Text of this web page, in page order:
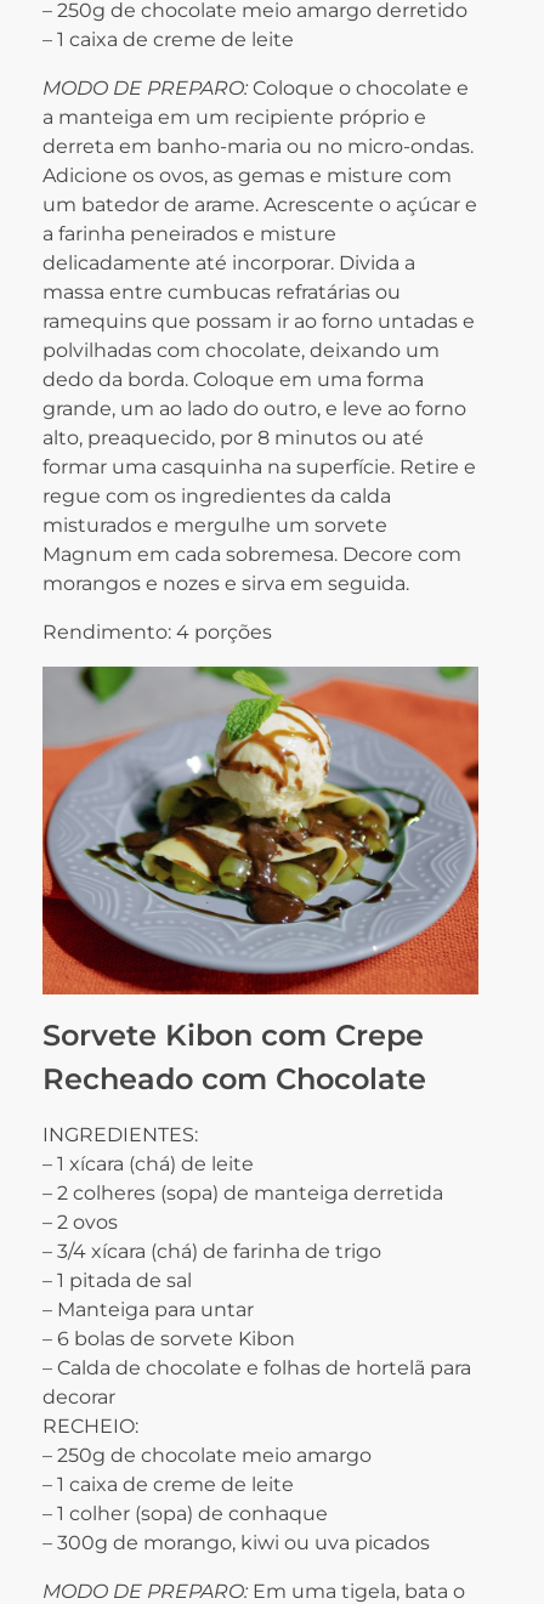
– 250g de chocolate meio amargo derretido
– 1 caixa de creme de leite
MODO DE PREPARO: Coloque o chocolate e
a manteiga em um recipiente próprio e
derreta em banho-maria ou no micro-ondas.
Adicione os ovos, as gemas e misture com
um batedor de arame. Acrescente o açúcar e
a farinha peneirados e misture
delicadamente até incorporar. Divida a
massa entre cumbucas refratárias ou
ramequins que possam ir ao forno untadas e
polvilhadas com chocolate, deixando um
dedo da borda. Coloque em uma forma
grande, um ao lado do outro, e leve ao forno
alto, preaquecido, por 8 minutos ou até
formar uma casquinha na superfície. Retire e
regue com os ingredientes da calda
misturados e mergulhe um sorvete
Magnum em cada sobremesa. Decore com
morangos e nozes e sirva em seguida.
Rendimento: 4 porções
Sorvete Kibon com Crepe
Recheado com Chocolate
INGREDIENTES:
– 1 xícara (chá) de leite
– 2 colheres (sopa) de manteiga derretida
– 2 ovos
– 3/4 xícara (chá) de farinha de trigo
– 1 pitada de sal
– Manteiga para untar
– 6 bolas de sorvete Kibon
– Calda de chocolate e folhas de hortelã para
decorar
RECHEIO:
– 250g de chocolate meio amargo
– 1 caixa de creme de leite
– 1 colher (sopa) de conhaque
– 300g de morango, kiwi ou uva picados
MODO DE PREPARO: Em uma tigela, bata o